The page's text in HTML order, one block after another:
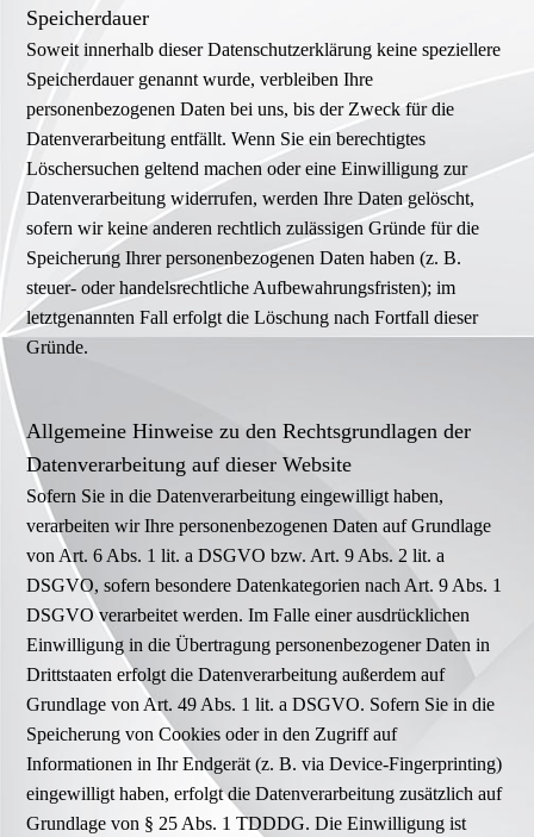
Speicherdauer
Soweit innerhalb dieser Datenschutzerklärung keine speziellere
Speicherdauer genannt wurde, verbleiben Ihre
personenbezogenen Daten bei uns, bis der Zweck für die
Datenverarbeitung entfällt. Wenn Sie ein berechtigtes
Löschersuchen geltend machen oder eine Einwilligung zur
Datenverarbeitung widerrufen, werden Ihre Daten gelöscht,
sofern wir keine anderen rechtlich zulässigen Gründe für die
Speicherung Ihrer personenbezogenen Daten haben (z. B.
steuer- oder handelsrechtliche Aufbewahrungsfristen); im
letztgenannten Fall erfolgt die Löschung nach Fortfall dieser
Gründe.
Allgemeine Hinweise zu den Rechtsgrundlagen der
Datenverarbeitung auf dieser Website
Sofern Sie in die Datenverarbeitung eingewilligt haben,
verarbeiten wir Ihre personenbezogenen Daten auf Grundlage
von Art. 6 Abs. 1 lit. a DSGVO bzw. Art. 9 Abs. 2 lit. a
DSGVO, sofern besondere Datenkategorien nach Art. 9 Abs. 1
DSGVO verarbeitet werden. Im Falle einer ausdrücklichen
Einwilligung in die Übertragung personenbezogener Daten in
Drittstaaten erfolgt die Datenverarbeitung außerdem auf
Grundlage von Art. 49 Abs. 1 lit. a DSGVO. Sofern Sie in die
Speicherung von Cookies oder in den Zugriff auf
Informationen in Ihr Endgerät (z. B. via Device-Fingerprinting)
eingewilligt haben, erfolgt die Datenverarbeitung zusätzlich auf
Grundlage von § 25 Abs. 1 TDDDG. Die Einwilligung ist